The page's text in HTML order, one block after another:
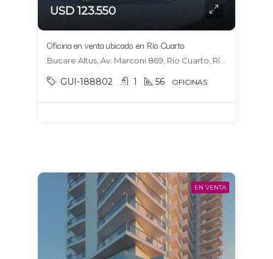
USD 123.550
Oficina en venta ubicado en Río Cuarto
Bucare Altus, Av. Marconi 869, Río Cuarto, Río Cuarto
GUI-188802 1 56 OFICINAS
EN VENTA